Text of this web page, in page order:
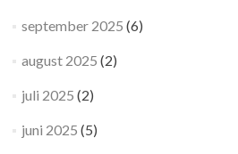
september 2025 (6)
august 2025 (2)
juli 2025 (2)
juni 2025 (5)